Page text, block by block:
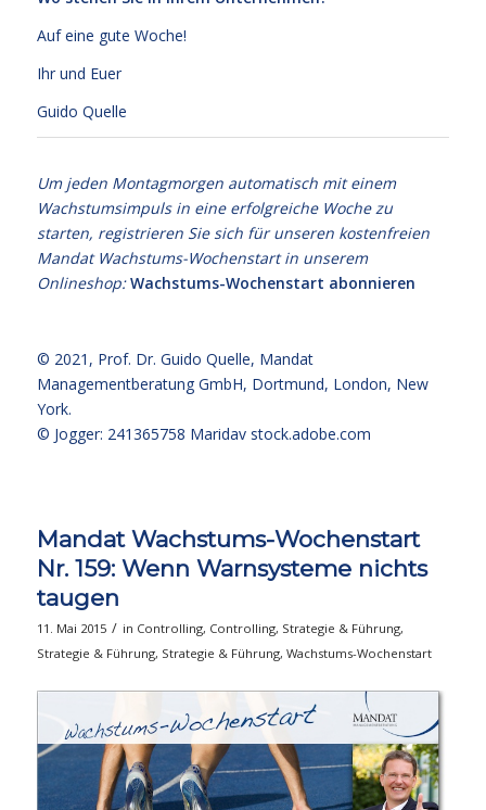
Auf eine gute Woche!
Ihr und Euer
Guido Quelle
Um jeden Montagmorgen automatisch mit einem
Wachstumsimpuls in eine erfolgreiche Woche zu
starten, registrieren Sie sich für unseren kostenfreien
Mandat Wachstums-Wochenstart in unserem
Onlineshop:Wachstums-Wochenstart abonnieren
© 2021, Prof. Dr. Guido Quelle, Mandat
Managementberatung GmbH, Dortmund, London, New
York.
© Jogger: 241365758 Maridav stock.adobe.com
Mandat Wachstums-Wochenstart
Nr. 159: Wenn Warnsysteme nichts
taugen
11. Mai 2015 / in Controlling, Controlling, Strategie & Führung,
Strategie & Führung, Strategie & Führung, Wachstums-Wochenstart